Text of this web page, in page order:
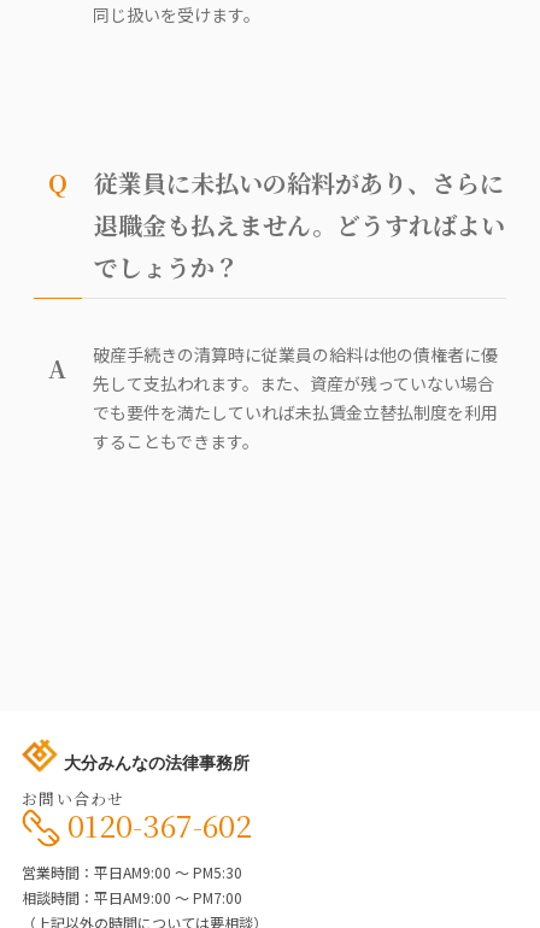
同じ扱いを受けます。
Q
従業員に未払いの給料があり、さらに
退職金も払えません。どうすればよい
でしょうか？
A
破産手続きの清算時に従業員の給料は他の債権者に優
先して支払われます。また、資産が残っていない場合
でも要件を満たしていれば未払賃金立替払制度を利用
することもできます。
大分みんなの法律事務所
お問い合わせ
0120-367-602
営業時間：平日AM9:00 ～ PM5:30
相談時間：平日AM9:00 ～ PM7:00
（上記以外の時間については要相談）